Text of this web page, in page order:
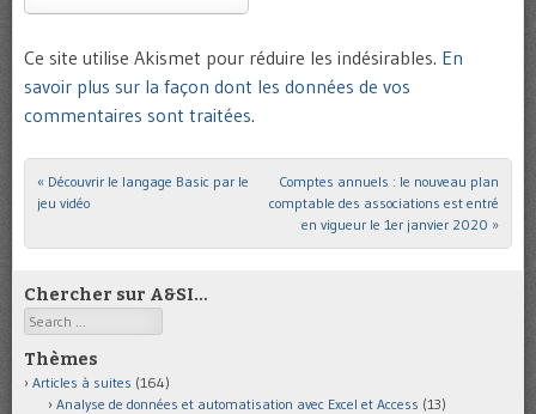
Ce site utilise Akismet pour réduire les indésirables. En
savoir plus sur la façon dont les données de vos
commentaires sont traitées.
Post navigation
« Découvrir le langage Basic par le
jeu vidéo
Comptes annuels : le nouveau plan
comptable des associations est entré
en vigueur le 1er janvier 2020 »
Chercher sur A&SI…
Search
Thèmes
Articles à suites (164)
Analyse de données et automatisation avec Excel et Access (13)